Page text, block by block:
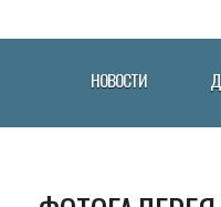
НОВОСТИ